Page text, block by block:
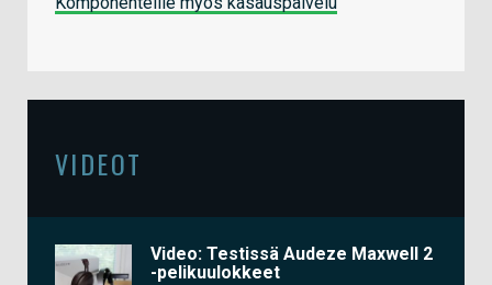
VIDEOT
Video: Testissä Audeze Maxwell 2
-pelikuulokkeet